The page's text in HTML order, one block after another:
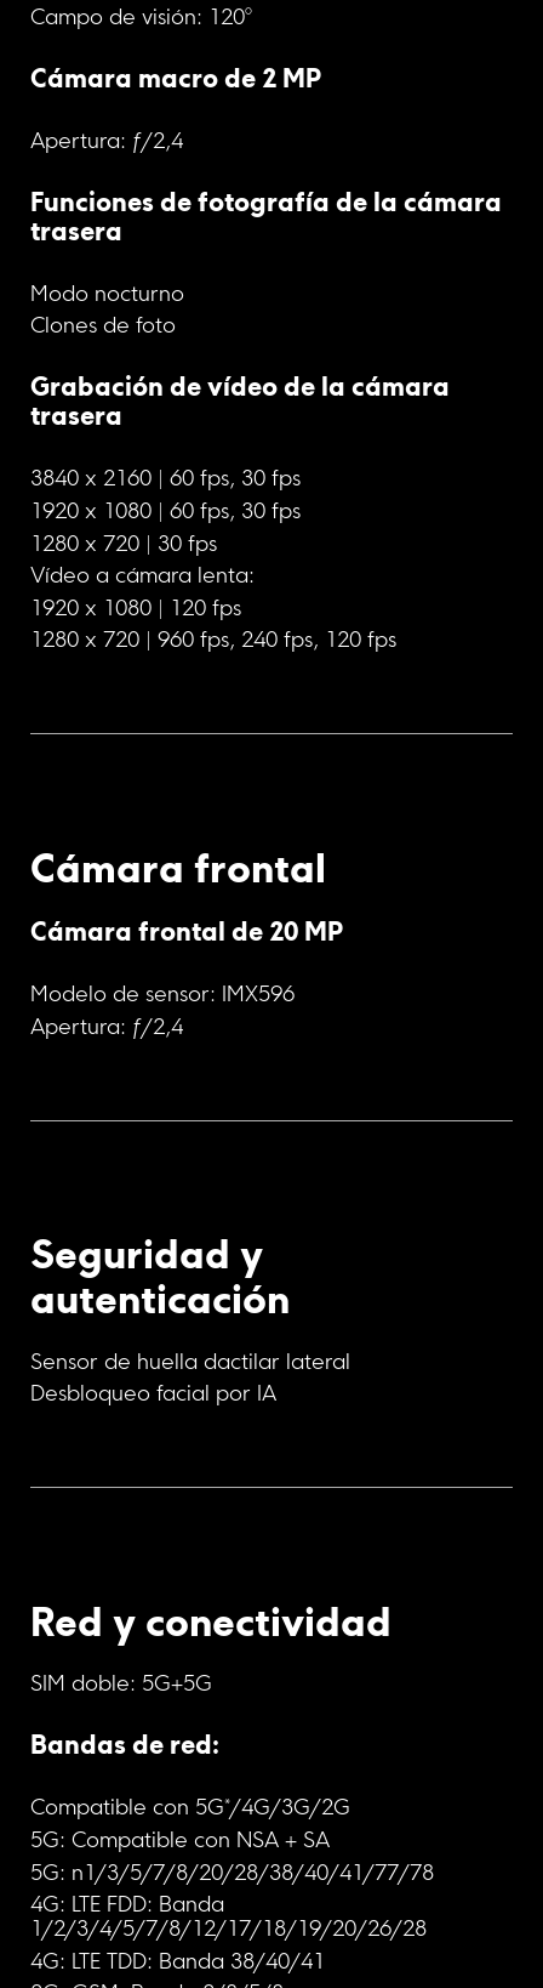
Campo de visión: 120°
Cámara macro de 2 MP
Apertura: ƒ/2,4
Funciones de fotografía de la cámara
trasera
Modo nocturno
Clones de foto
Grabación de vídeo de la cámara
trasera
3840 x 2160 | 60 fps, 30 fps
1920 x 1080 | 60 fps, 30 fps
1280 x 720 | 30 fps
Vídeo a cámara lenta:
1920 x 1080 | 120 fps
1280 x 720 | 960 fps, 240 fps, 120 fps
Cámara frontal
Cámara frontal de 20 MP
Modelo de sensor: IMX596
Apertura: ƒ/2,4
Seguridad y
autenticación
Sensor de huella dactilar lateral
Desbloqueo facial por IA
SIM doble: 5G+5G
Bandas de red:
Compatible con 5G*/4G/3G/2G
5G: Compatible con NSA + SA
5G: n1/3/5/7/8/20/28/38/40/41/77/78
4G: LTE FDD: Banda
1/2/3/4/5/7/8/12/17/18/19/20/26/28
4G: LTE TDD: Banda 38/40/41